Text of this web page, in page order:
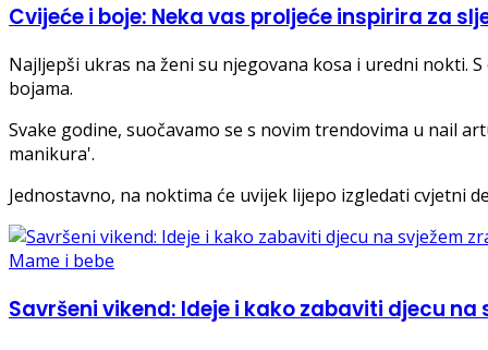
Cvijeće i boje: Neka vas proljeće inspirira za
Najljepši ukras na ženi su njegovana kosa i uredni nokti.
bojama.
Svake godine, suočavamo se s novim trendovima u nail
manikura'.
Jednostavno, na noktima će uvijek lijepo izgledati cvjetni
Mame i bebe
Savršeni vikend: Ideje i kako zabaviti djecu na